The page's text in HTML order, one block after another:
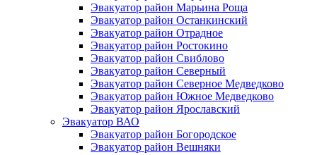
Эвакуатор район Марьина Роща
Эвакуатор район Останкинский
Эвакуатор район Отрадное
Эвакуатор район Ростокино
Эвакуатор район Свиблово
Эвакуатор район Северный
Эвакуатор район Северное Медведково
Эвакуатор район Южное Медведково
Эвакуатор район Ярославский
Эвакуатор ВАО
Эвакуатор район Богородское
Эвакуатор район Вешняки